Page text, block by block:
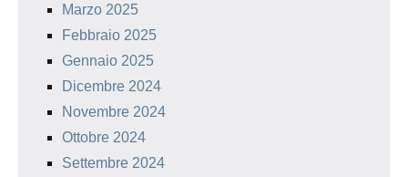
Marzo 2025
Febbraio 2025
Gennaio 2025
Dicembre 2024
Novembre 2024
Ottobre 2024
Settembre 2024